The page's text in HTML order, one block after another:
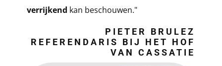
verrijkend kan beschouwen."
PIETER BRULEZ
REFERENDARIS BIJ HET HOF
VAN CASSATIE